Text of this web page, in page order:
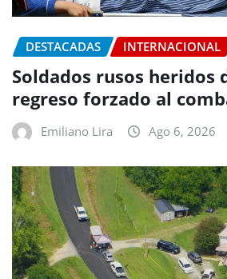
DESTACADAS INTERNACIONAL
Soldados rusos heridos
regreso forzado al
Emiliano Lira Ago 6, 2026